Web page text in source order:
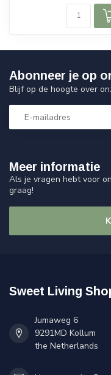
Meer informatie
Als je vragen hebt voor
graag!
Abonneer je op
Blijf op de hoogte over
Sweet Living
Jumaweg 6
9291MD Kollum
the Netherlands